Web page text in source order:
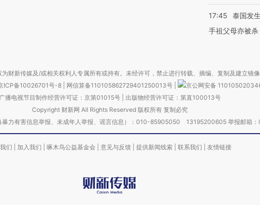
17:45
泰国发
手祖父母亦被杀
财新传媒及/或相关权利人专属所有或持有。未经许可，禁止进行转载、摘编、复制及建立镜像
ICP备10026701号-8 网信算备110105862729401250013号
京公网安备
广播电视节目制作经营许可证：京第01015号| 出版物经营许可证：第直100013号
Copyright 财新网 All Rights Reserved 版权所有 复制必究
暴力有害信息举报、未成年人举报、谣言信息）：010-85905050 13195200605 举报邮箱
们 加入我们 啄木鸟公益基金会 意见与反馈 提供新闻线索 联系我们 友情链接